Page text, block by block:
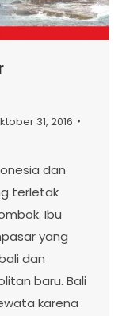
31, 2016
dan
terletak
Ibu
yang
dan
baru. Bali
karena